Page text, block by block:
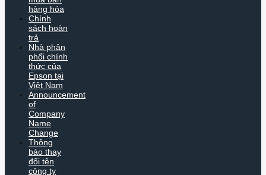
hàng hóa
Chính
sách hoàn
trả
Nhà phân
phối chính
thức của
Epson tại
Việt Nam
Announcement
of
Company
Name
Change
Thông
báo thay
đổi tên
công ty